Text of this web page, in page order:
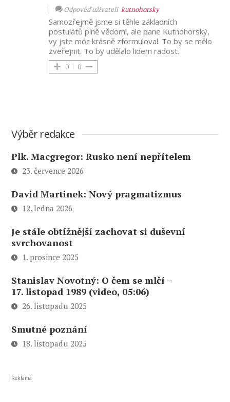
Odpověď uživateli kutnohorsky
Samozřejmě jsme si těhle základních
postulátů plně vědomi, ale pane Kutnohorský,
vy jste móc krásně zformuloval. To by se mělo
zveřejnit. To by udělalo lidem radost.
0 0
Výběr redakce
Plk. Macgregor: Rusko není nepřítelem
23. července 2026
David Martinek: Nový pragmatizmus
12. ledna 2026
Je stále obtížnější zachovat si duševní
svrchovanost
1. prosince 2025
Stanislav Novotný: O čem se mlčí –
17. listopad 1989 (video, 05:06)
26. listopadu 2025
Smutné poznání
18. listopadu 2025
Reklama